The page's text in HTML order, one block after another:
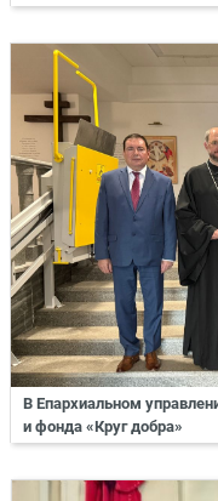
В Епархиальном
и фонда «Круг добра»